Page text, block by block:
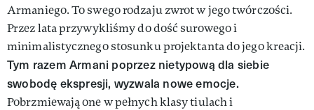
Armaniego. To swego rodzaju zwrot w jego twórczości.
Przez lata przywykliśmy do dość surowego i
minimalistycznego stosunku projektanta do jego kreacji.
Tym razem Armani poprzez nietypową dla siebie
swobodę ekspresji, wyzwala nowe emocje.
Pobrzmiewają one w pełnych klasy tiulach i